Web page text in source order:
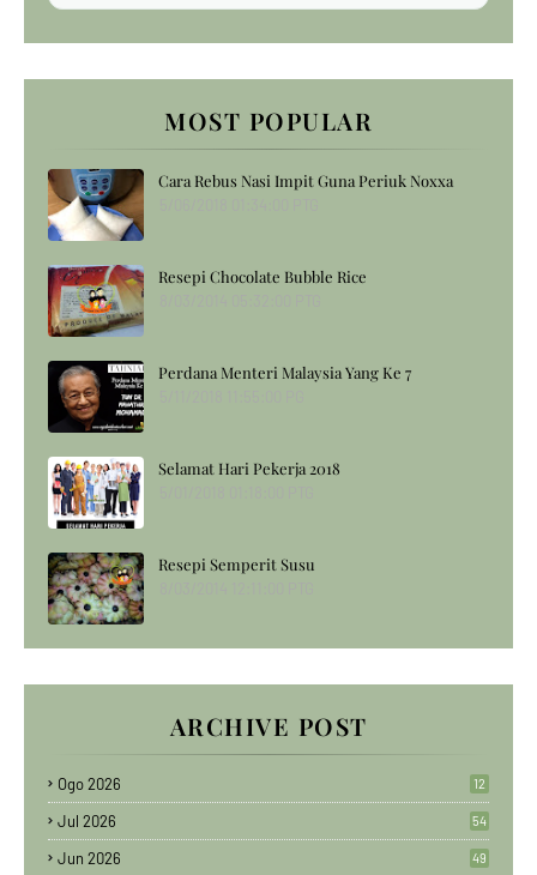
MOST POPULAR
Cara Rebus Nasi Impit Guna Periuk Noxxa
Resepi Chocolate Bubble Rice
Perdana Menteri Malaysia Yang Ke 7
Selamat Hari Pekerja 2018
Resepi Semperit Susu
ARCHIVE POST
Ogo 2026 12
Jul 2026 54
Jun 2026 49